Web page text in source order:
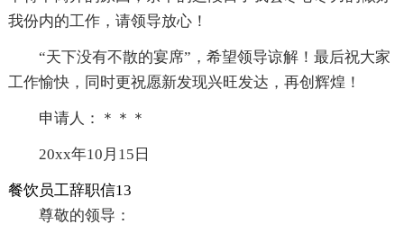
我份内的工作，请领导放心！
“天下没有不散的宴席”，希望领导谅解！最后祝大家
工作愉快，同时更祝愿新发现兴旺发达，再创辉煌！
申请人：＊＊＊
20xx年10月15日
餐饮员工辞职信13
尊敬的领导：